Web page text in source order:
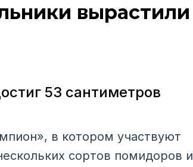
вырастили
53 сантиметров
в котором участвуют
сортов помидоров и